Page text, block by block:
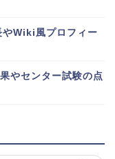
やWiki風プロフィー
やセンター試験の点